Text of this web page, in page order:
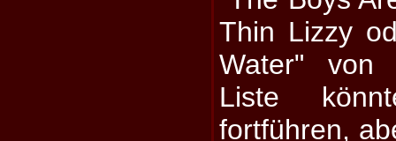
Thin Lizzy
Water" von
Liste
fortführen,